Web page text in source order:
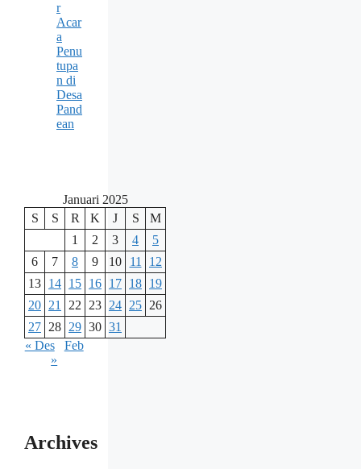
r
Acar
a
Penu
tupa
n di
Desa
Pand
ean
Januari 2025
S
S R K J S
M
1
2 3 4
5
6
7 8 9 10 11
12
13 14 15 16 17 18 19
20 21 22 23 24 25 26
27 28 29 30 31
« Des
Feb
»
Archives